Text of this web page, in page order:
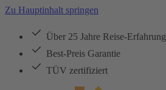
Zu Hauptinhalt springen
Über 25 Jahre Reise-Erfahrung
Best-Preis Garantie
TÜV zertifiziert